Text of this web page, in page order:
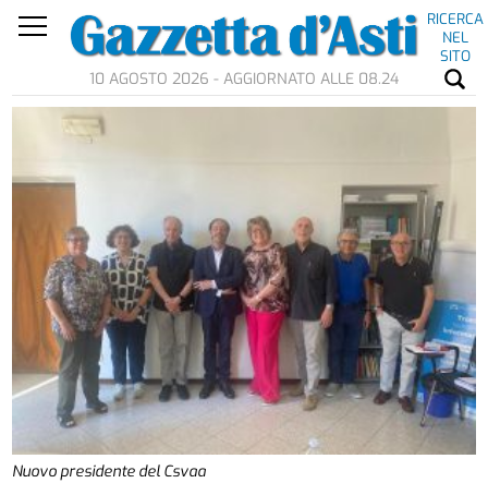
RICERCA
NEL
SITO
10 AGOSTO 2026 - AGGIORNATO ALLE 08.24
Nuovo presidente del Csvaa